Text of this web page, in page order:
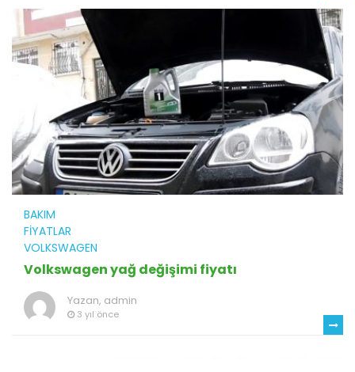
BAKIM
FIYATLAR
VOLKSWAGEN
Volkswagen yağ değişimi fiyatı
Yazan, admin
3 yıl önce